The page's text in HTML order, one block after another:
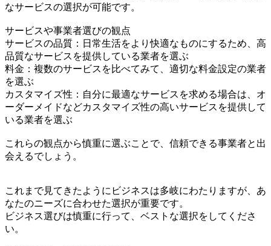
なサービスの選択が可能です。
サービスや事業者選びの観点
サービスの品質：日常生活をより快適なものにするため、高
品質なサービスを提供している業者を選ぶ
料金：複数のサービスを比べてみて、適切な料金設定の業者
を選ぶ
カスタマイズ性：自分に最適なサービスを求める場合は、オ
ーダーメイドなどカスタマイズ性の高いサービスを提供して
いる業者を選ぶ
これらの観点から慎重に選ぶことで、信頼できる事業者と出
会えるでしょう。
これまで見てきたようにビジネスは多岐にわたりますが、あ
なたのニーズに合わせた選択が重要です。
ビジネス選びは慎重に行って、ベストな選択をしてくださ
い。